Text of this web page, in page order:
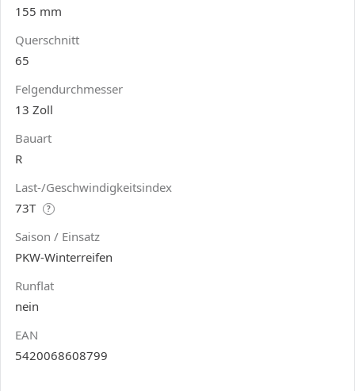
155 mm
Querschnitt
65
Felgendurchmesser
13 Zoll
Bauart
R
Last-/Geschwindigkeitsindex
73T
?
Saison / Einsatz
PKW-Winterreifen
Runflat
nein
EAN
5420068608799